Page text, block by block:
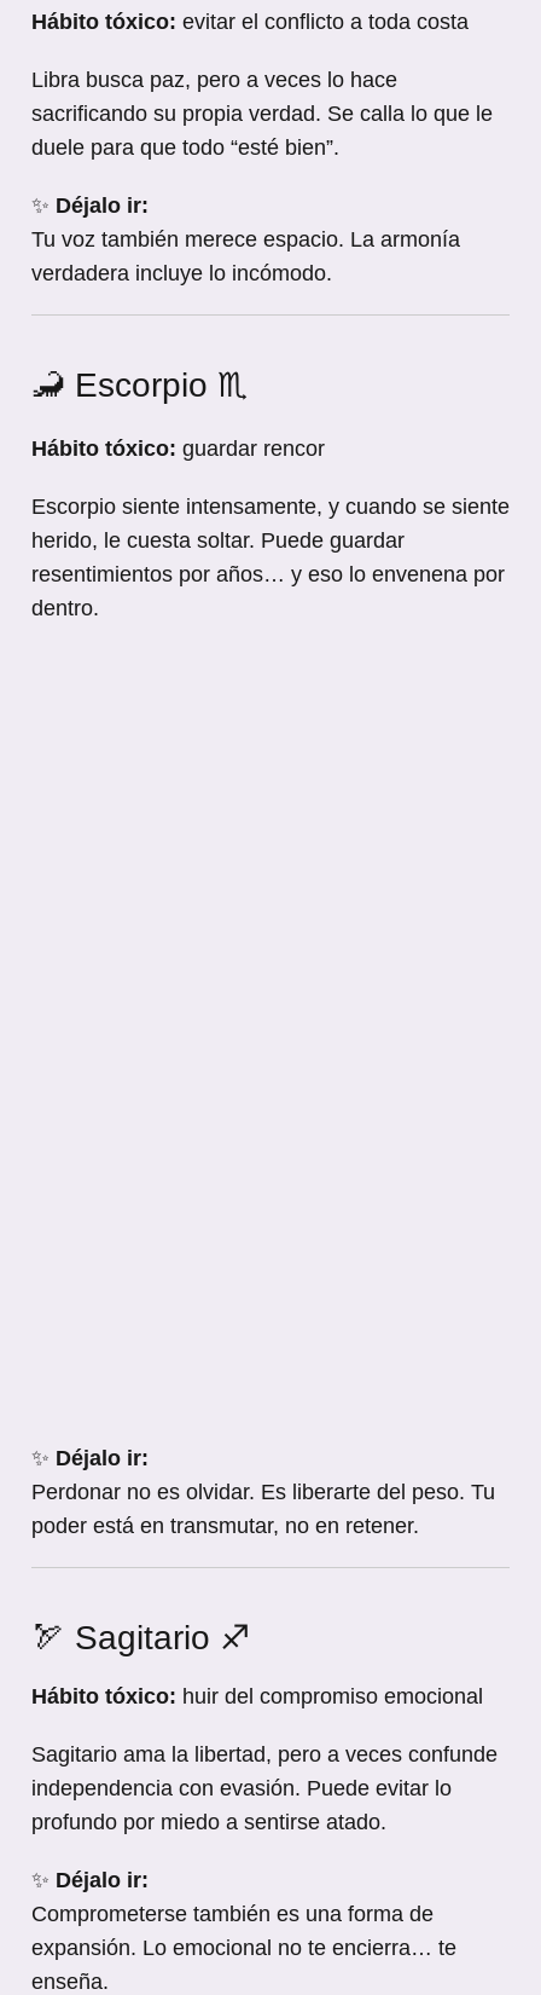
Hábito tóxico: evitar el conflicto a toda costa
Libra busca paz, pero a veces lo hace
sacrificando su propia verdad. Se calla lo que le
duele para que todo “esté bien”.
✨ Déjalo ir:
Tu voz también merece espacio. La armonía
verdadera incluye lo incómodo.
🦂 Escorpio ♏
Hábito tóxico: guardar rencor
Escorpio siente intensamente, y cuando se siente
herido, le cuesta soltar. Puede guardar
resentimientos por años… y eso lo envenena por
dentro.
✨ Déjalo ir:
Perdonar no es olvidar. Es liberarte del peso. Tu
poder está en transmutar, no en retener.
🏹 Sagitario ♐
Hábito tóxico: huir del compromiso emocional
Sagitario ama la libertad, pero a veces confunde
independencia con evasión. Puede evitar lo
profundo por miedo a sentirse atado.
✨ Déjalo ir:
Comprometerse también es una forma de
expansión. Lo emocional no te encierra… te
enseña.